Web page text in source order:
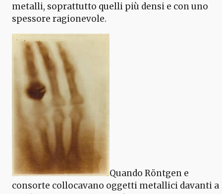
metalli, soprattutto quelli più densi e con uno
spessore ragionevole.
Quando Röntgen e
consorte collocavano oggetti metallici davanti a